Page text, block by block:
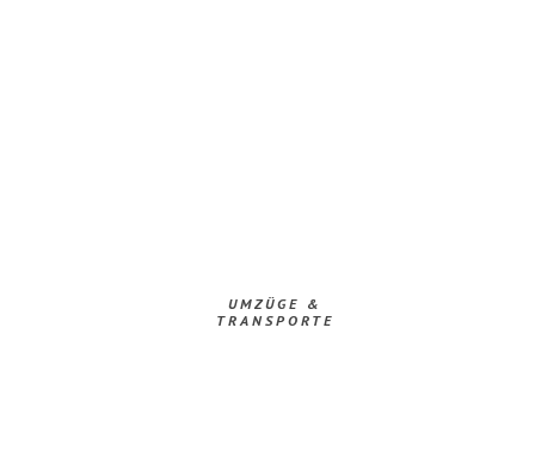
UMZÜGE &
TRANSPORTE